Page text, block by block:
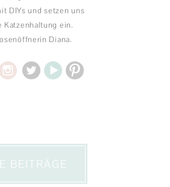
DIYs und setzen uns
Katzenhaltung ein.
Diana.
BEITRÄGE